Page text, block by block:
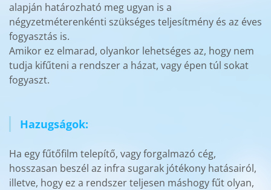
alapján határozható meg ugyan is a
négyzetméterenkénti szükséges teljesítmény és az éves
fogyasztás is.
Amikor ez elmarad, olyankor lehetséges az, hogy nem
tudja kifűteni a rendszer a házat, vagy épen túl sokat
fogyaszt.
Hazugságok:
Ha egy fűtőfilm telepítő, vagy forgalmazó cég,
hosszasan beszél az infra sugarak jótékony hatásairól,
illetve, hogy ez a rendszer teljesen máshogy fűt olyan,